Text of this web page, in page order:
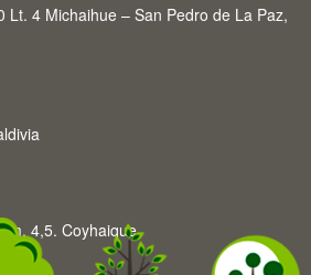
Lt. 4 Michaihue – San Pedro de La Paz,
4,5. Coyhaique